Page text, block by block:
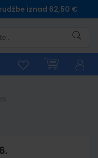
iznad 62,50 €